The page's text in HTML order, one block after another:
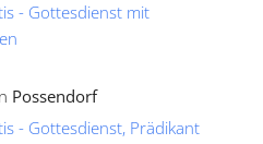
- Gottesdienst mit
Possendorf
- Gottesdienst, Prädikant